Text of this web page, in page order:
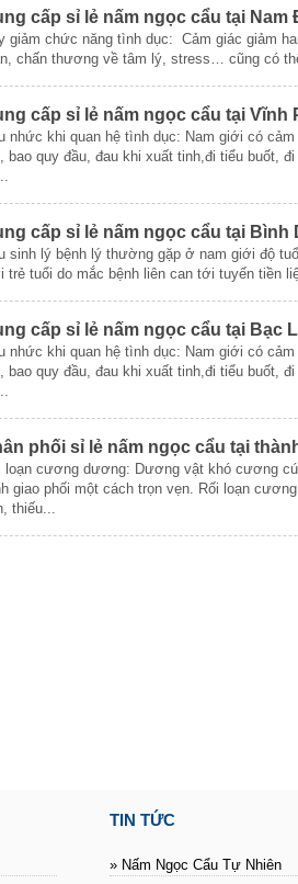
cấp sỉ lẻ nấm ngọc cẩu tại Nam
giảm chức năng tình dục: Cảm giác giảm
chấn thương về tâm lý, stress… cũng có
cấp sỉ lẻ nấm ngọc cẩu tại Vĩnh
nhức khi quan hệ tình dục: Nam giới có
bao quy đầu, đau khi xuất tinh,đi tiểu buốt,
cấp sỉ lẻ nấm ngọc cẩu tại Bình
sinh lý bệnh lý thường gặp ở nam giới độ
trẻ tuổi do mắc bệnh liên can tới tuyến tiền
cấp sỉ lẻ nấm ngọc cẩu tại Bạc
nhức khi quan hệ tình dục: Nam giới có
bao quy đầu, đau khi xuất tinh,đi tiểu buốt,
phối sỉ lẻ nấm ngọc cẩu tại
loạn cương dương: Dương vật khó cương
giao phối một cách trọn vẹn. Rối loạn
thiếu...
TIN TỨC
» Nấm Ngọc Cẩu Tự Nhiên